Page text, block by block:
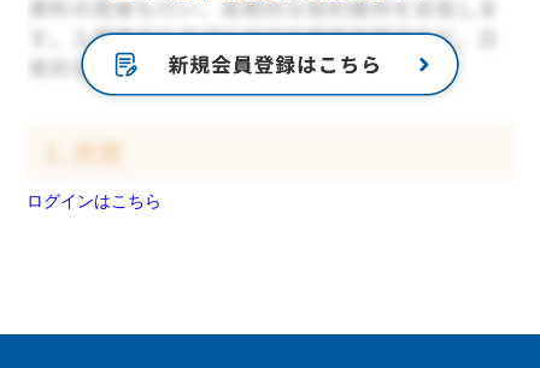
ログインはこちら